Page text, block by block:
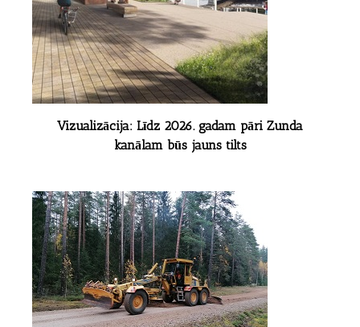
Vizualizācija: Līdz 2026. gadam pāri Zunda
kanālam būs jauns tilts